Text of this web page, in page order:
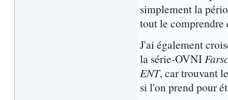
simplement la
tout le comprendre
J'ai également
la série-OVNI
ENT, car trouvant
si l'on prend pour